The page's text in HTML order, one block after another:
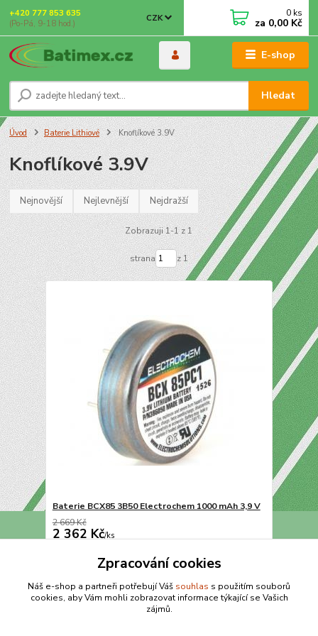
E-shop
CZK
Hledat
+420 777 853 635
(Po-Pá, 9-18 hod.)
0 ks
za 0,00 Kč
Úvod Baterie Lithiové Knoflíkové 3.9V
Knoflíkové 3.9V
Nejnovější Nejlevnější Nejdražší
Zobrazuji 1-1 z 1
strana z 1
Baterie BCX85 3B50 Electrochem 1000 mAh 3,9 V
2 669 Kč
2 362 Kč/ks
Přidat do košíku
strana z 1
Zpracování cookies
Náš e-shop a partneři potřebují Váš souhlas s použitím souborů
cookies, aby Vám mohli zobrazovat informace týkající se Vašich
zájmů.